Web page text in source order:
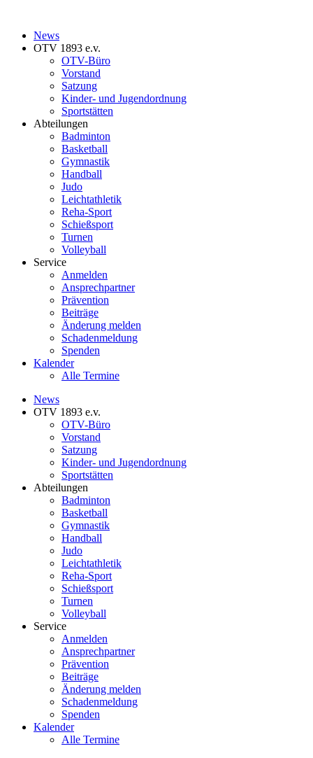
News
OTV 1893 e.v.
OTV-Büro
Vorstand
Satzung
Kinder- und Jugendordnung
Sportstätten
Abteilungen
Badminton
Basketball
Gymnastik
Handball
Judo
Leichtathletik
Reha-Sport
Schießsport
Turnen
Volleyball
Service
Anmelden
Ansprechpartner
Prävention
Beiträge
Änderung melden
Schadenmeldung
Spenden
Kalender
Alle Termine
News
OTV 1893 e.v.
OTV-Büro
Vorstand
Satzung
Kinder- und Jugendordnung
Sportstätten
Abteilungen
Badminton
Basketball
Gymnastik
Handball
Judo
Leichtathletik
Reha-Sport
Schießsport
Turnen
Volleyball
Service
Anmelden
Ansprechpartner
Prävention
Beiträge
Änderung melden
Schadenmeldung
Spenden
Kalender
Alle Termine